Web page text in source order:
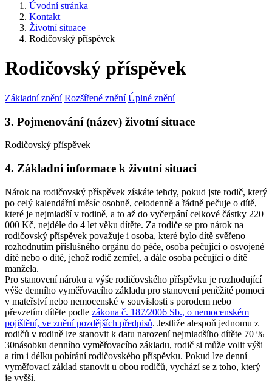
Úvodní stránka
Kontakt
Životní situace
Rodičovský příspěvek
Rodičovský příspěvek
Základní znění Rozšířené znění Úplné znění
3. Pojmenování (název) životní situace
Rodičovský příspěvek
4. Základní informace k životní situaci
Nárok na rodičovský příspěvek získáte tehdy, pokud jste rodič, který
po celý kalendářní měsíc osobně, celodenně a řádně pečuje o dítě,
které je nejmladší v rodině, a to až do vyčerpání celkové částky 220
000 Kč, nejdéle do 4 let věku dítěte. Za rodiče se pro nárok na
rodičovský příspěvek považuje i osoba, které bylo dítě svěřeno
rozhodnutím příslušného orgánu do péče, osoba pečující o osvojené
dítě nebo o dítě, jehož rodič zemřel, a dále osoba pečující o dítě
manžela.
Pro stanovení nároku a výše rodičovského příspěvku je rozhodující
výše denního vyměřovacího základu pro stanovení peněžité pomoci
v mateřství nebo nemocenské v souvislosti s porodem nebo
převzetím dítěte podle zákona č. 187/2006 Sb., o nemocenském
pojištění, ve znění pozdějších předpisů. Jestliže alespoň jednomu z
rodičů v rodině lze stanovit k datu narození nejmladšího dítěte 70 %
30násobku denního vyměřovacího základu, rodič si může volit výši
a tím i délku pobírání rodičovského příspěvku. Pokud lze denní
vyměřovací základ stanovit u obou rodičů, vychází se z toho, který
je vyšší.